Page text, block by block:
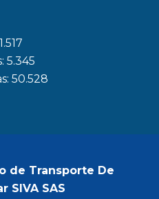
r
1.517
5.345
50.528
de Transporte De
SIVA SAS